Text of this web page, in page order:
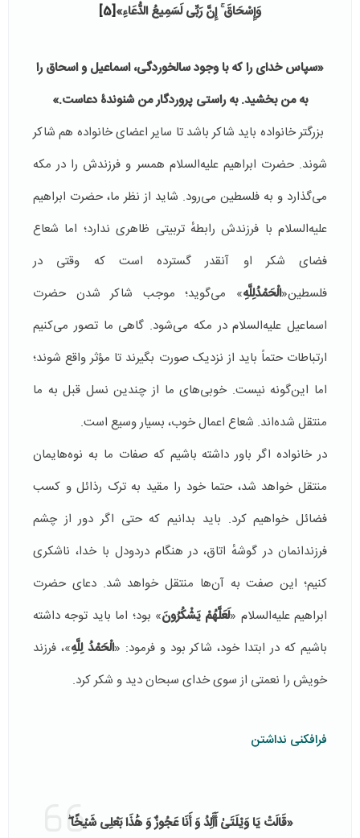
وَإِسْحَاقَ ۚ إِنَّ رَبِّی لَسَمِيعُ الدُّعَاءِ»[5]
«سپاس خداى را كه با وجود سالخوردگى، اسماعيل و اسحاق را
به من بخشيد. به راستى پروردگار من شنوندۀ دعاست.»
بزرگتر خانواده باید شاکر باشد تا سایر اعضای خانواده هم شاکر
شوند. حضرت ابراهیم علیه‌السلام همسر و فرزندش را در مکه
می‌گذارد و به فلسطین می‌رود. شاید از نظر ما، حضرت ابراهیم
علیه‌السلام با فرزندش رابطهٔ تربیتی ظاهری ندارد؛ اما شعاع
فضای شکر او آنقدر گسترده است که وقتی در
فلسطین«الْحَمْدُلِلَّهِ» می‌گوید؛ موجب شاکر شدن حضرت
اسماعیل علیه‌السلام در مکه می‌شود. گاهی ما تصور می‌کنیم
ارتباطات حتماً باید از نزدیک صورت بگیرند تا مؤثر واقع شوند؛
اما این‌گونه نیست. خوبی‌های ما از چندین نسل قبل به ما
منتقل شده‌اند. شعاع اعمال خوب، بسیار وسیع است.
در خانواده اگر باور داشته باشیم که صفات ما به نوه‌هایمان
منتقل خواهد شد، حتما خود را مقید به ترک رذائل و کسب
فضائل خواهیم کرد. باید بدانیم که حتی اگر دور از چشم
فرزندانمان در گوشهٔ اتاق، در هنگام دردودل با خدا، ناشکری
کنیم؛ این صفت به آن‌ها منتقل خواهد شد. دعای حضرت
ابراهیم علیه‌السلام «لَعَلَّهُمْ يَشْكُرُونَ» بود؛ اما باید توجه داشته
باشیم که در ابتدا خود، شاکر بود و فرمود: «الْحَمْدُ لِلَّهِ»، فرزند
خویش را نعمتی از سوی خدای سبحان دید و شکر کرد.
فرافکنی نداشتن
«قَالَتْ يَا وَيْلَتَىٰ أَأَلِدُ وَ أَنَا عَجُوزٌ وَ هَٰذَا بَعْلِی شَيْخًا ۖ